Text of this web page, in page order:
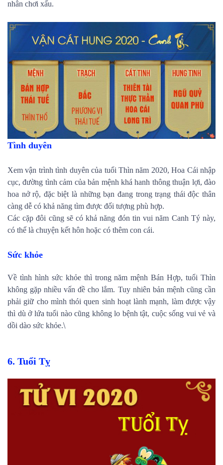
nhân chơi xấu.
Tình duyên
Xem vận trình tình duyên của tuổi Thìn năm 2020, Hoa Cái nhập
cục, đường tình cảm của bản mệnh khá hanh thông thuận lợi, đào
hoa nở rộ, đặc biệt là những bạn đang trong trạng thái độc thân
càng dễ có khả năng tìm được đối tượng phù hợp.
Các cặp đôi cũng sẽ có khả năng đón tin vui năm Canh Tý này,
có thể là chuyện kết hôn hoặc có thêm con cái.
Sức khỏe
Về tình hình sức khỏe thì trong năm mệnh Bán Hợp, tuổi Thìn
không gặp nhiều vấn đề cho lắm. Tuy nhiên bản mệnh cũng cần
phải giữ cho mình thói quen sinh hoạt lành mạnh, làm được vậy
thì dù ở lứa tuổi nào cũng không lo bệnh tật, cuộc sống vui vẻ và
dồi dào sức khỏe.\
6. Tuổi Tỵ